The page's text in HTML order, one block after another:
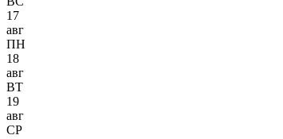
17
авг
ПН
18
авг
ВТ
19
авг
СР